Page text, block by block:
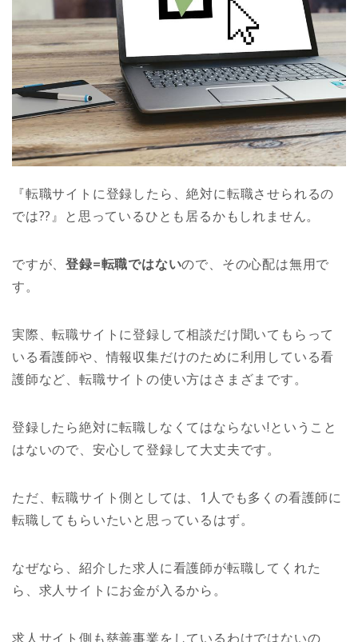
『転職サイトに登録したら、絶対に転職させられるの
では??』と思っているひとも居るかもしれません。
ですが、登録=転職ではないので、その心配は無用で
す。
実際、転職サイトに登録して相談だけ聞いてもらって
いる看護師や、情報収集だけのために利用している看
護師など、転職サイトの使い方はさまざまです。
登録したら絶対に転職しなくてはならない!ということ
はないので、安心して登録して大丈夫です。
ただ、転職サイト側としては、1人でも多くの看護師に
転職してもらいたいと思っているはず。
なぜなら、紹介した求人に看護師が転職してくれた
ら、求人サイトにお金が入るから。
求人サイト側も慈善事業をしているわけではないの